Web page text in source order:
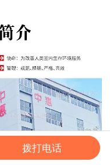
马上咨询拨打电话